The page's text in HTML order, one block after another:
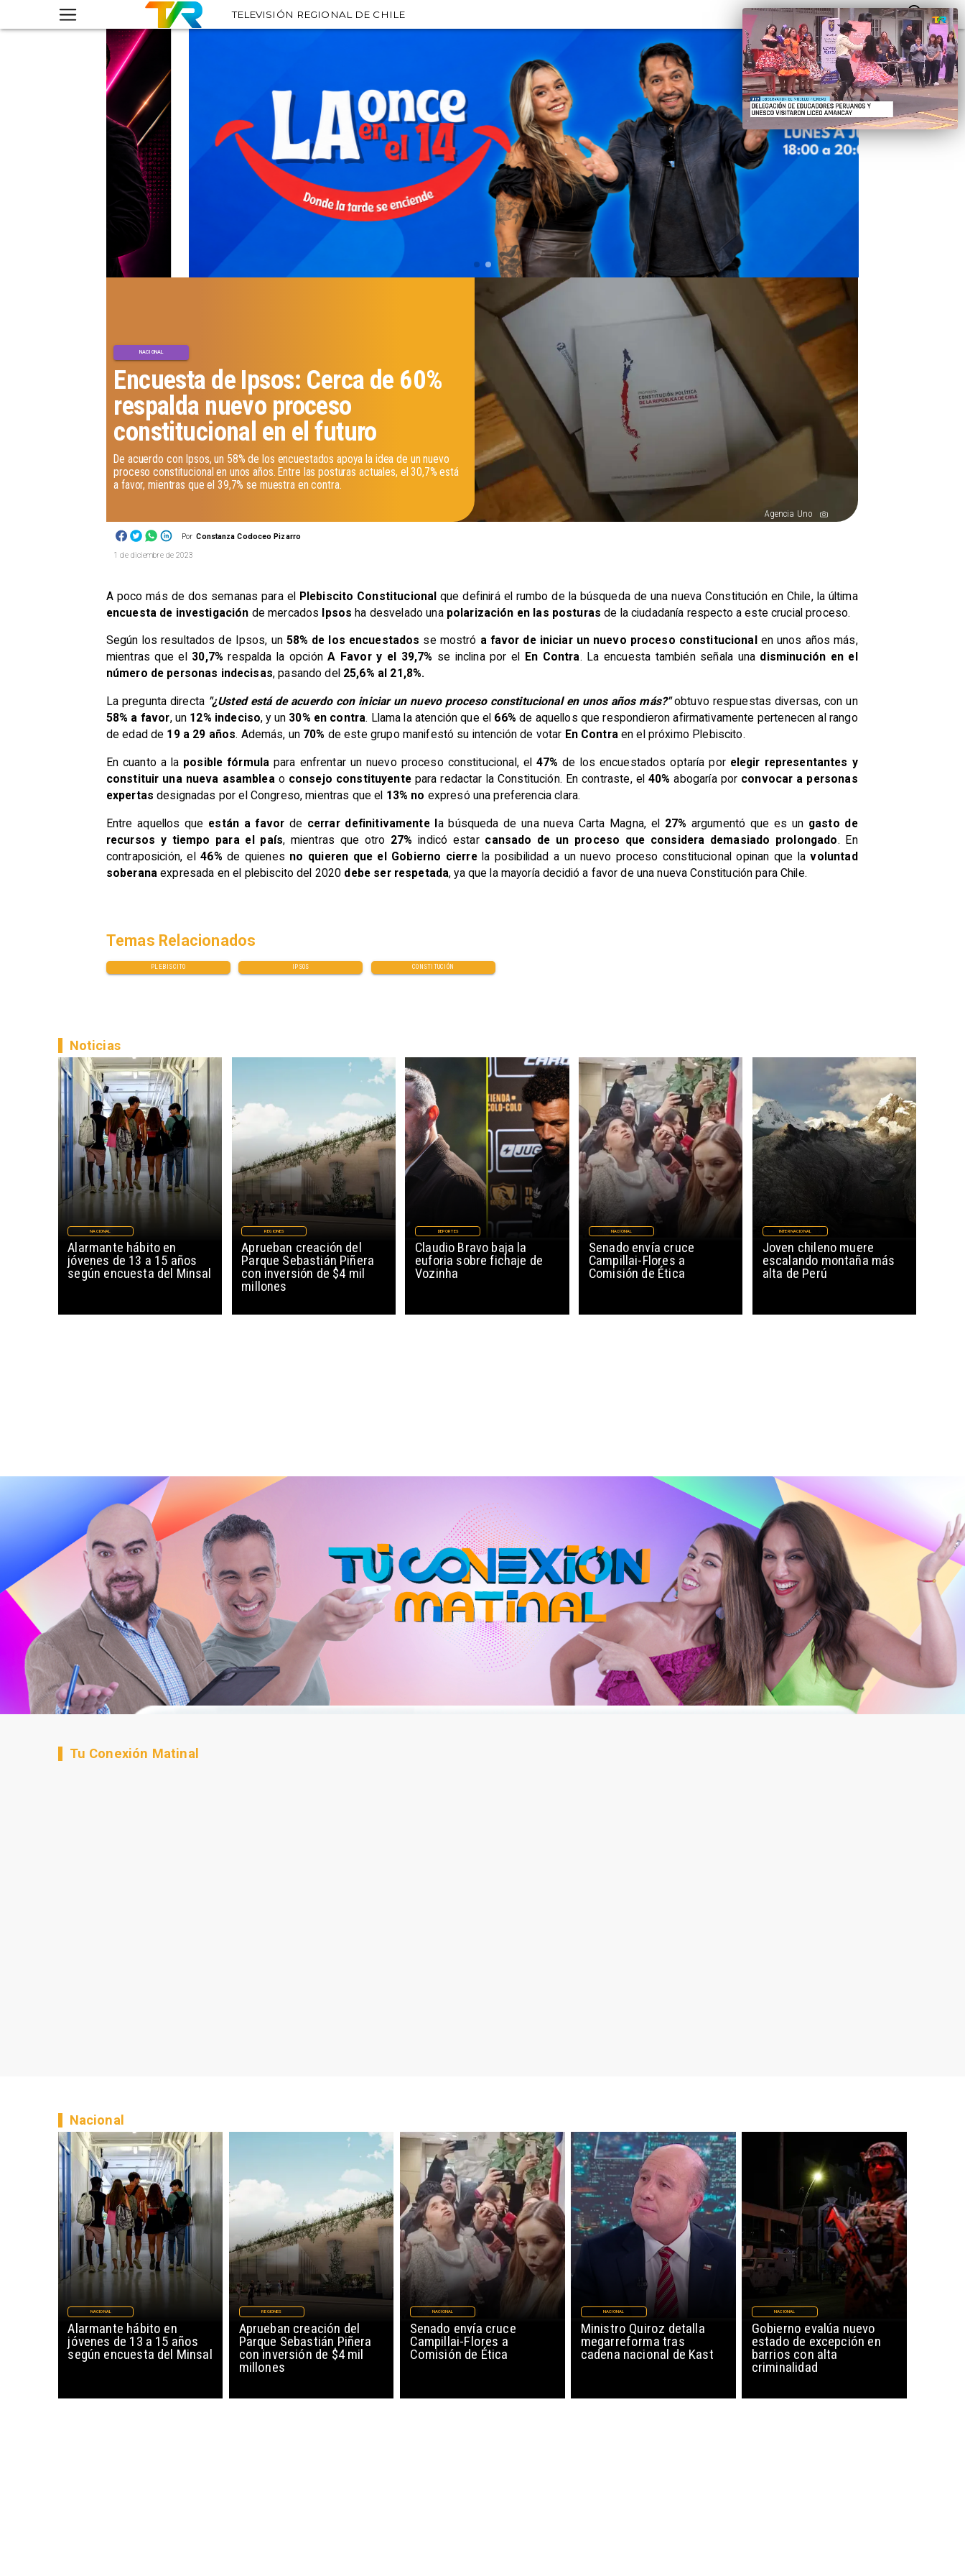
TELEVISIÓN REGIONAL DE CHILE
Agencia Uno
Por Constanza Codoceo Pizarro
Encuesta de Ipsos: Cerca de 60%
respalda nuevo proceso
constitucional en el futuro
NACIONAL
De acuerdo con Ipsos, un 58% de los encuestados apoya la idea de un nuevo
proceso constitucional en unos años. Entre las posturas actuales, el 30,7% está
a favor, mientras que el 39,7% se muestra en contra.
1 de diciembre de 2023
A poco más de dos semanas para el Plebiscito Constitucional que definirá el rumbo de la búsqueda de una nueva Constitución en Chile, la última
encuesta de investigación de mercados Ipsos ha desvelado una polarización en las posturas de la ciudadanía respecto a este crucial proceso.
Según los resultados de Ipsos, un 58% de los encuestados se mostró a favor de iniciar un nuevo proceso constitucional en unos años más,
mientras que el 30,7% respalda la opciónA Favor y el 39,7% se inclina por el En Contra. La encuesta también señala una disminución en el
número de personas indecisas, pasando del 25,6% al 21,8%.
​La pregunta directa "¿Usted está de acuerdo con iniciar un nuevo proceso constitucional en unos años más?"obtuvo respuestas diversas, con un
58% a favor, un 12% indeciso, y un 30% en contra. Llama la atención que el 66% de aquellos que respondieron afirmativamente pertenecen al rango
de edad de 19 a 29 años. Además, un 70% de este grupo manifestó su intención de votar En Contraen el próximo Plebiscito.
​En cuanto a la posible fórmulapara enfrentar un nuevo proceso constitucional, el 47%de los encuestados optaría por elegir representantes y
constituir una nueva asamblea o consejo constituyente para redactar la Constitución. En contraste, el40% abogaría por convocar a personas
expertasdesignadas por el Congreso, mientras que el 13% no expresó una preferencia clara.
Entre aquellos que están a favor de cerrar definitivamente la búsqueda de una nueva Carta Magna, el 27% argumentó que es un gasto de
recursos y tiempo para el país, mientras que otro 27% indicó estar cansado de un proceso que considera demasiado prolongado. En
contraposición, el46% de quienes no quieren que el Gobierno cierrela posibilidad a un nuevo proceso constitucional opinan que lavoluntad
soberana expresada en el plebiscito del 2020 debe ser respetada, ya que la mayoría decidió a favor de una nueva Constitución para Chile.
PLEBISCITO IPSOS CONSTITUCIÓN
Temas Relacionados
Alarmante hábito en
jóvenes de 13 a 15 años
según encuesta del Minsal
NACIONAL
Noticias
Aprueban creación del
Parque Sebastián Piñera
con inversión de $4 mil
millones
REGIONES
Claudio Bravo baja la
euforia sobre fichaje de
Vozinha
DEPORTES
Senado envía cruce
Campillai-Flores a
Comisión de Ética
NACIONAL
Joven chileno muere
escalando montaña más
alta de Perú
INTERNACIONAL
Tu Conexión Matinal
Alarmante hábito en
jóvenes de 13 a 15 años
según encuesta del Minsal
NACIONAL
Aprueban creación del
Parque Sebastián Piñera
con inversión de $4 mil
millones
REGIONES
Senado envía cruce
Campillai-Flores a
Comisión de Ética
NACIONAL
Ministro Quiroz detalla
megarreforma tras
cadena nacional de Kast
NACIONAL
Gobierno evalúa nuevo
estado de excepción en
barrios con alta
criminalidad
NACIONAL
Nacional